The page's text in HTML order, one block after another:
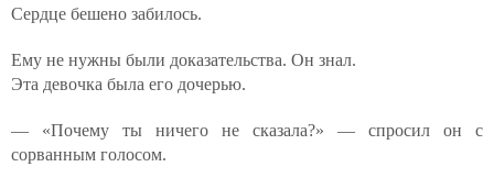
Сердце бешено забилось.
Ему не нужны были доказательства. Он знал.
Эта девочка была его дочерью.
— «Почему ты ничего не сказала?» — спросил он с
сорванным голосом.